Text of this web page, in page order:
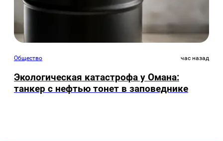
Общество час назад
Экологическая катастрофа у Омана:
танкер с нефтью тонет в заповеднике